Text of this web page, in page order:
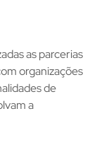
as parcerias
organizações
de
a